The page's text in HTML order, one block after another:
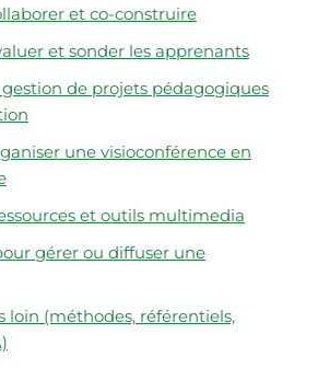
et co-construire
et sonder les apprenants
de projets pédagogiques
une visioconférence en
et outils multimedia
gérer ou diffuser une
loin (méthodes, référentiels,